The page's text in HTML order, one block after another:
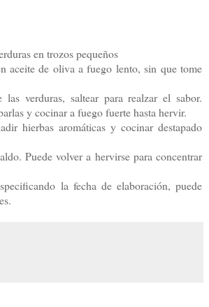
en trozos pequeños
aceite de oliva a fuego lento, sin que tome
verduras, saltear para realzar el sabor.
y cocinar a fuego fuerte hasta hervir.
hierbas aromáticas y cocinar destapado
Puede volver a hervirse para concentrar
la fecha de elaboración, puede